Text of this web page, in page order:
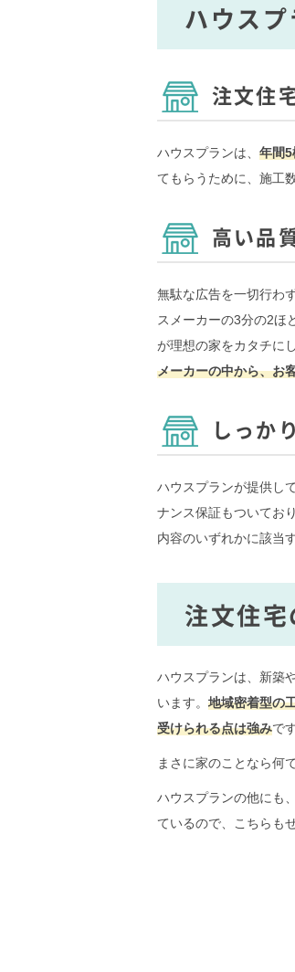
ハウス
注文住
ハウスプランは、 年間5
てもらうために、施工
高い品
無駄な広告を一切行わ
スメーカーの3分の2ほ
が理想の家をカタチに
メーカーの中から、お
しっか
ハウスプランが提供し
ナンス保証もついており
内容のいずれかに該当
注文住
ハウスプランは、新築
います。 地域密着型の
受けられる点は強みで
まさに家のことなら何
ハウスプランの他にも
ているので、こちらも